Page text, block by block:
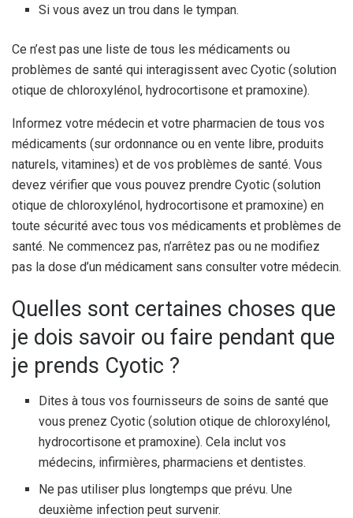
Si vous avez un trou dans le tympan.
Ce n’est pas une liste de tous les médicaments ou
problèmes de santé qui interagissent avec Cyotic (solution
otique de chloroxylénol, hydrocortisone et pramoxine).
Informez votre médecin et votre pharmacien de tous vos
médicaments (sur ordonnance ou en vente libre, produits
naturels, vitamines) et de vos problèmes de santé. Vous
devez vérifier que vous pouvez prendre Cyotic (solution
otique de chloroxylénol, hydrocortisone et pramoxine) en
toute sécurité avec tous vos médicaments et problèmes de
santé. Ne commencez pas, n’arrêtez pas ou ne modifiez
pas la dose d’un médicament sans consulter votre médecin.
Quelles sont certaines choses que
je dois savoir ou faire pendant que
je prends Cyotic ?
Dites à tous vos fournisseurs de soins de santé que
vous prenez Cyotic (solution otique de chloroxylénol,
hydrocortisone et pramoxine). Cela inclut vos
médecins, infirmières, pharmaciens et dentistes.
Ne pas utiliser plus longtemps que prévu. Une
deuxième infection peut survenir.